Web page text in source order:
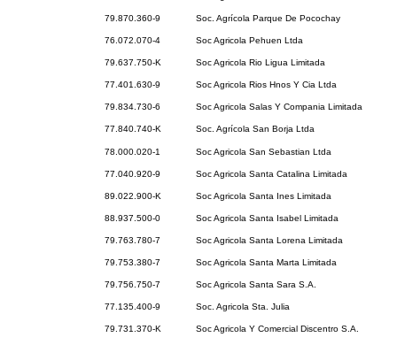
79.870.360-9 Soc. Agrícola Parque De Pocochay
76.072.070-4 Soc Agricola Pehuen Ltda
79.637.750-K Soc Agricola Rio Ligua Limitada
77.401.630-9 Soc Agricola Rios Hnos Y Cia Ltda
79.834.730-6 Soc Agricola Salas Y Compania Limitada
77.840.740-K Soc. Agrícola San Borja Ltda
78.000.020-1 Soc Agricola San Sebastian Ltda
77.040.920-9 Soc Agricola Santa Catalina Limitada
89.022.900-K Soc Agricola Santa Ines Limitada
88.937.500-0 Soc Agricola Santa Isabel Limitada
79.763.780-7 Soc Agricola Santa Lorena Limitada
79.753.380-7 Soc Agricola Santa Marta Limitada
79.756.750-7 Soc Agricola Santa Sara S.A.
77.135.400-9 Soc. Agricola Sta. Julia
79.731.370-K Soc Agricola Y Comercial Discentro S.A.